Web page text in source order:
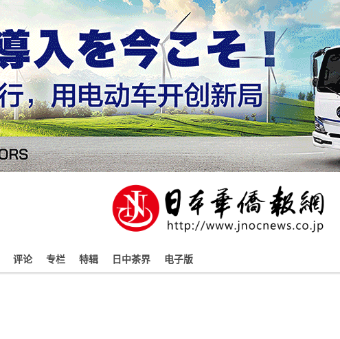
评论 专栏 特辑 日中茶界 电子版